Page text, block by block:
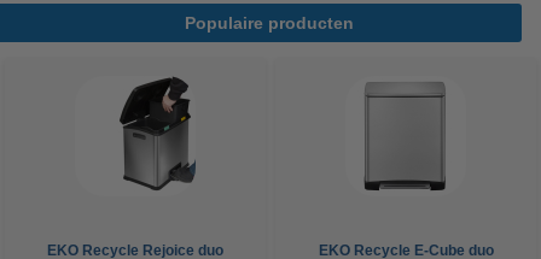
Populaire producten
EKO Recycle Rejoice duo
EKO Recycle E-Cube duo